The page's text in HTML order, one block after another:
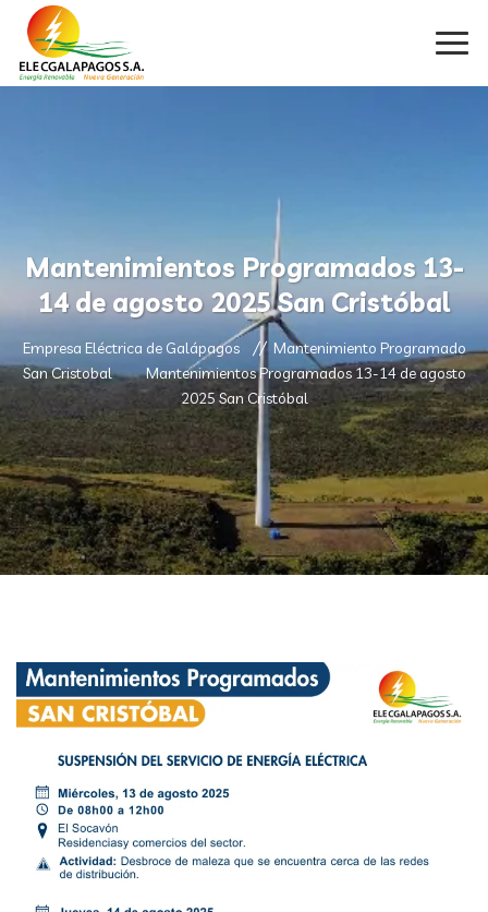
Mantenimientos Programados 13-
14 de agosto 2025 San Cristóbal
Empresa Eléctrica de Galápagos
Mantenimiento Programado
San Cristobal
Mantenimientos Programados 13-14 de agosto
2025 San Cristóbal